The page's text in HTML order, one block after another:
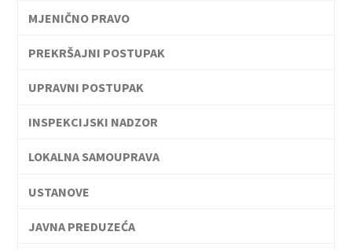
MJENIČNO PRAVO
PREKRŠAJNI POSTUPAK
UPRAVNI POSTUPAK
INSPEKCIJSKI NADZOR
LOKALNA SAMOUPRAVA
USTANOVE
JAVNA PREDUZEĆA